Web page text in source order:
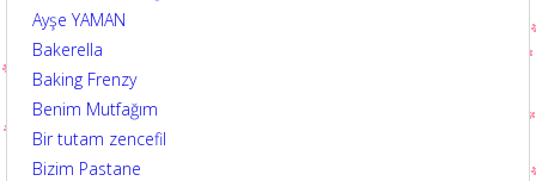
Ayşe YAMAN
Bakerella
Baking Frenzy
Benim Mutfağım
Bir tutam zencefil
Bizim Pastane